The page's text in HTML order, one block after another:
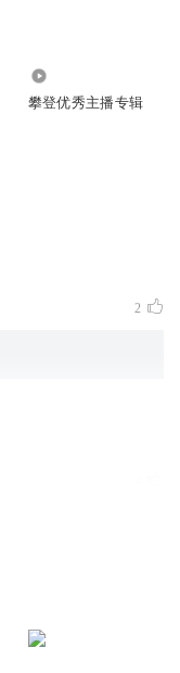
攀登优秀主播专辑
2